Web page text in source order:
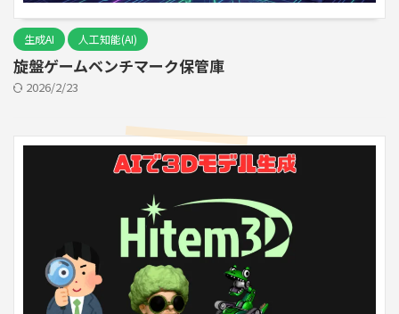
生成AI 人工知能(AI)
旋盤ゲームベンチマーク保管庫
2026/2/23